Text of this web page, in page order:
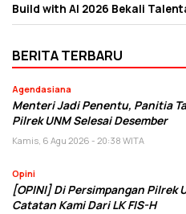
Build with AI 2026 Bekali
BERITA TERBARU
Agendasiana
Menteri Jadi Penentu, Panitia
Pilrek UNM Selesai Desember
Kamis, 6 Agu 2026 - 20:38 WITA
Opini
[OPINI] Di Persimpangan Pilrek
Catatan Kami Dari LK FIS-H